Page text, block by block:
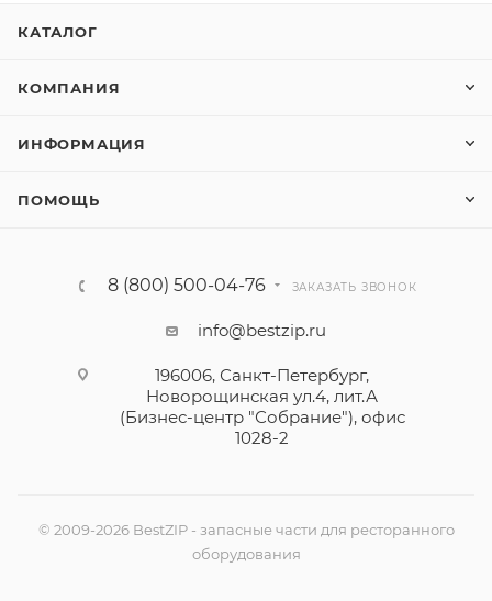
КАТАЛОГ
КОМПАНИЯ
ИНФОРМАЦИЯ
ПОМОЩЬ
8 (800) 500-04-76 ЗАКАЗАТЬ ЗВОНОК
info@bestzip.ru
196006, Санкт-Петербург,
Новорощинская ул.4, лит.А
(Бизнес-центр "Собрание"), офис
1028-2
© 2009-2026 BestZIP - запасные части для ресторанного
оборудования